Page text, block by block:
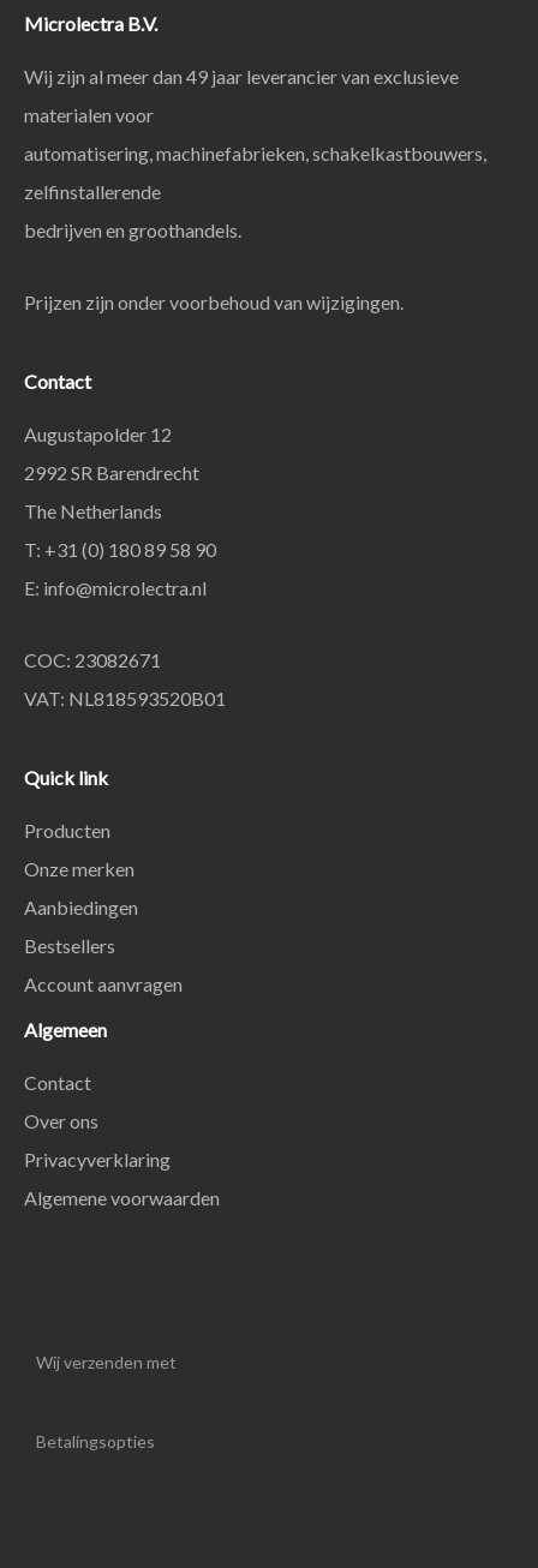
Microlectra B.V.
Wij zijn al meer dan 49 jaar leverancier van exclusieve
materialen voor
automatisering, machinefabrieken, schakelkastbouwers,
zelfinstallerende
bedrijven en groothandels.
Prijzen zijn onder voorbehoud van wijzigingen.
Contact
Augustapolder 12
2992 SR Barendrecht
The Netherlands
T: +31 (0) 180 89 58 90
E: info@microlectra.nl
COC: 23082671
VAT: NL818593520B01
Quick link
Producten
Onze merken
Aanbiedingen
Bestsellers
Account aanvragen
Algemeen
Contact
Over ons
Privacyverklaring
Algemene voorwaarden
Wij verzenden met
Betalingsopties